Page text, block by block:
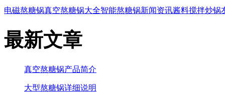
电磁熬糖锅真空熬糖锅大全智能熬糖锅新闻资讯酱料搅拌炒锅
最新文章
真空熬糖锅产品简介
大型熬糖锅详细说明